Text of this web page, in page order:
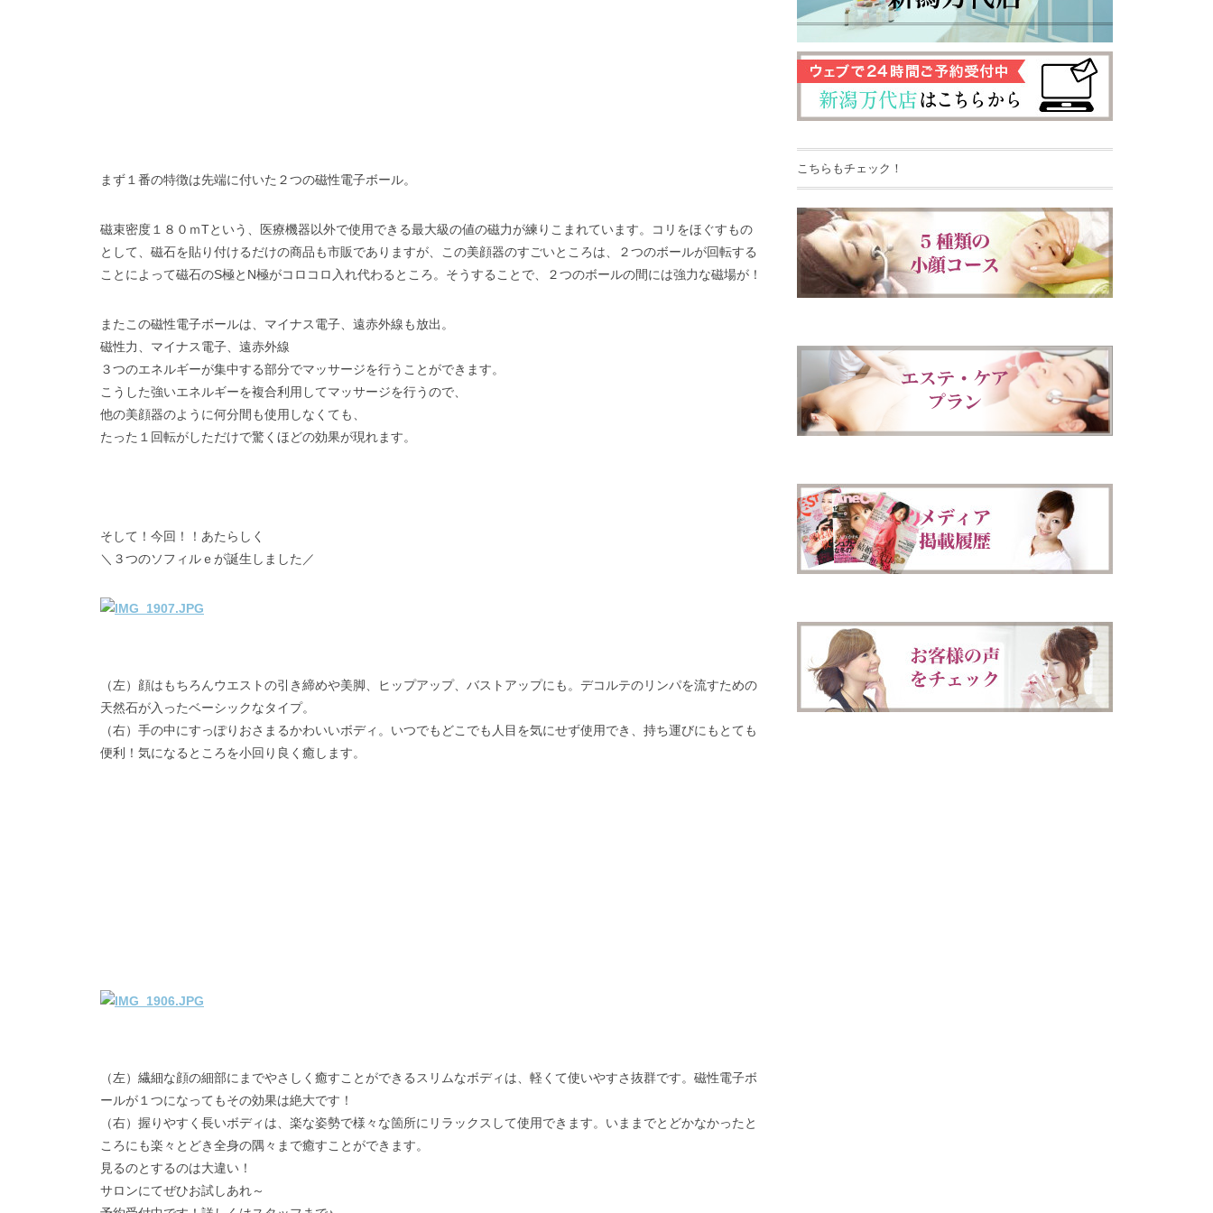
まず１番の特徴は先端に付いた２つの磁性電子ボール。
磁束密度１８０ｍTという、医療機器以外で使用できる最大級の値の磁力が練りこまれています。コリをほぐすもの
として、磁石を貼り付けるだけの商品も市販でありますが、この美顔器のすごいところは、２つのボールが回転する
ことによって磁石のS極とN極がコロコロ入れ代わるところ。そうすることで、２つのボールの間には強力な磁場が！
またこの磁性電子ボールは、マイナス電子、遠赤外線も放出。
磁性力、 マイナス電子、 遠赤外線
３つのエネルギーが集中する部分でマッサージを行うことができます。
こうした強いエネルギーを複合利用してマッサージを行うので、
他の美顔器のように何分間も使用しなくても、
たった１回転がしただけで驚くほどの効果が現れます。
そして！今回！！あたらしく
＼３つのソフィルｅが誕生しました／
（左）顔はもちろんウエストの引き締めや美脚、ヒップアップ、バストアップにも。デコルテのリンパを流すための
天然石が入ったベーシックなタイプ。
（右）手の中にすっぽりおさまるかわいいボディ。いつでもどこでも人目を気にせず使用でき、持ち運びにもとても
便利！気になるところを小回り良く癒します。
（左）繊細な顔の細部にまでやさしく癒すことができるスリムなボディは、軽くて使いやすさ抜群です。磁性電子ボ
ールが１つになってもその効果は絶大です！
（右）握りやすく長いボディは、楽な姿勢で様々な箇所にリラックスして使用できます。いままでとどかなかったと
ころにも楽々とどき全身の隅々まで癒すことができます。
見るのとするのは大違い！
サロンにてぜひお試しあれ～
こちらもチェック！